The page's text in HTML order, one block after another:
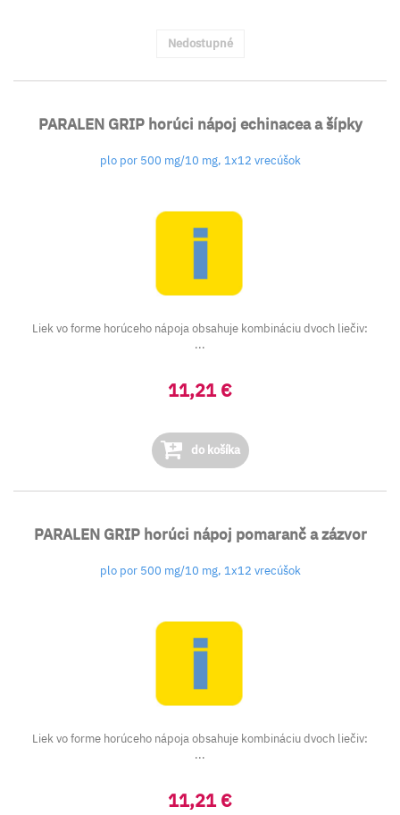
Nedostupné
PARALEN GRIP horúci nápoj echinacea a šípky
plo por 500 mg/10 mg, 1x12 vrecúšok
Liek vo forme horúceho nápoja obsahuje kombináciu dvoch liečiv:
...
11,21 €
do košíka
PARALEN GRIP horúci nápoj pomaranč a zázvor
plo por 500 mg/10 mg, 1x12 vrecúšok
Liek vo forme horúceho nápoja obsahuje kombináciu dvoch liečiv:
...
11,21 €